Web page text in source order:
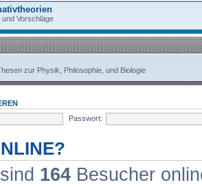
Vorschläge
zur Physik, Philosophie, und Biologie
Passwort:
164 Besucher